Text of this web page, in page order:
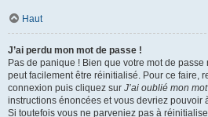
Haut
J’ai perdu mon mot de passe !
Pas de panique ! Bien que votre mot de passe
peut facilement être réinitialisé. Pour ce faire,
connexion puis cliquez sur J’ai oublié mon
instructions énoncées et vous devriez pouvoir
Si toutefois vous ne parveniez pas à